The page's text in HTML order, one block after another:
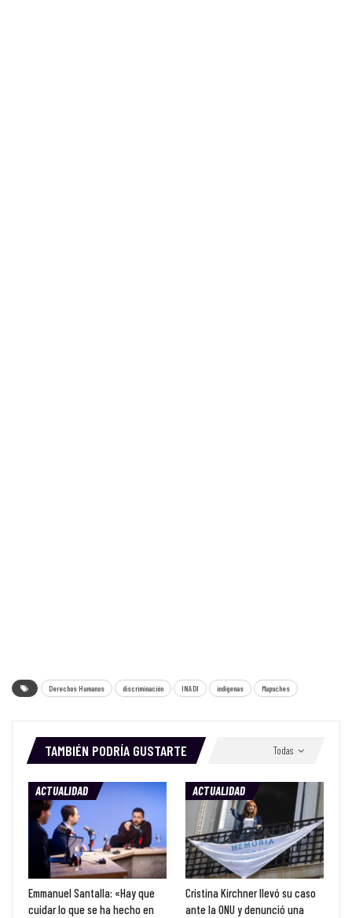
Derechos Humanos discriminación INADI indígenas Mapuches
Todas
TAMBIÉN PODRÍA GUSTARTE
ACTUALIDAD
Emmanuel Santalla: «Hay que
cuidar lo que se ha hecho en
ACTUALIDAD
Cristina Kirchner llevó su caso
ante la ONU y denunció una